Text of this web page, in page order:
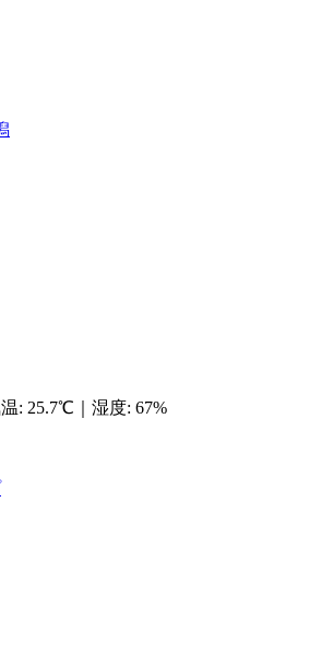
: 25.7℃ 湿度: 67%